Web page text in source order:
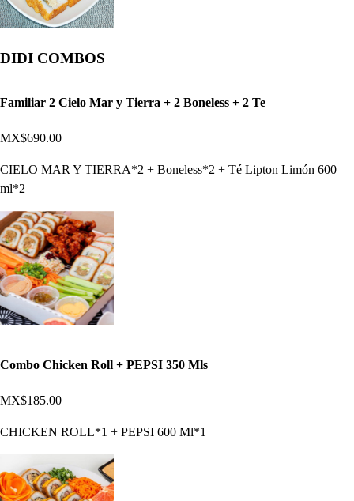
DIDI COMBOS
Familiar 2 Cielo Mar y Tierra + 2 Boneless + 2 Te
MX$690.00
CIELO MAR Y TIERRA*2 + Boneless*2 + Té Lipton Limón 600
ml*2
Combo Chicken Roll + PEPSI 350 Mls
MX$185.00
CHICKEN ROLL*1 + PEPSI 600 Ml*1